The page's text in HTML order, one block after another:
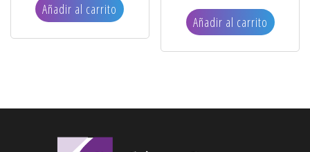
Añadir al carrito
Añadir al carrito